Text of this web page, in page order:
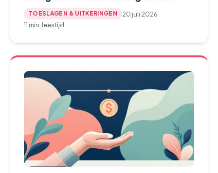
TOESLAGEN & UITKERINGEN
20 juli 2026
11 min. leestijd